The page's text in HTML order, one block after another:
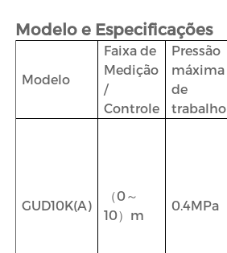
Modelo e Especificações
Modelo
Faixa de
Medição
/
Controle
Pressão
máxima
de
trabalho
GUD10K(A)
（0～
10）m
0.4MPa